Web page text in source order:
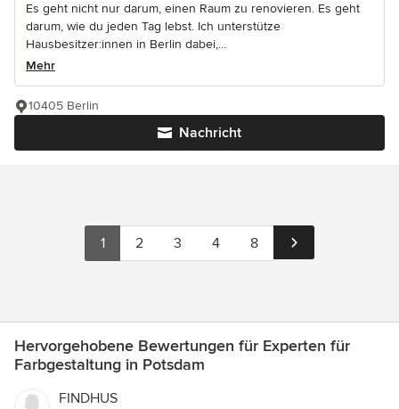
Es geht nicht nur darum, einen Raum zu renovieren. Es geht
darum, wie du jeden Tag lebst. Ich unterstütze
Hausbesitzer:innen in Berlin dabei,...
Mehr
Nachricht
10405 Berlin
1 2 3 4 8
Hervorgehobene Bewertungen für Experten für
Farbgestaltung in Potsdam
FINDHUS